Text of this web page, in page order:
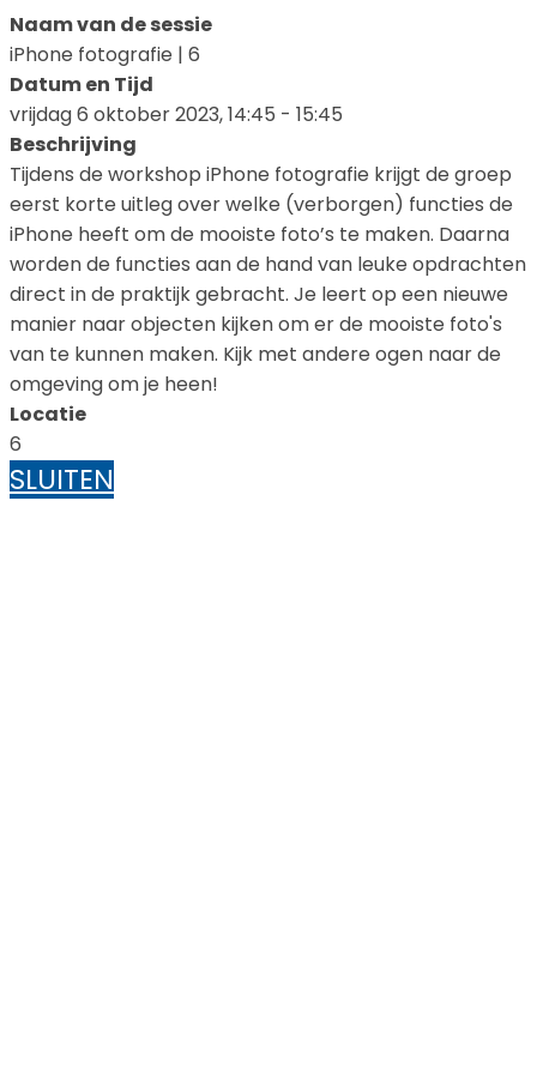
Naam van de sessie
iPhone fotografie | 6
Datum en Tijd
vrijdag 6 oktober 2023, 14:45 - 15:45
Beschrijving
Tijdens de workshop iPhone fotografie krijgt de groep
eerst korte uitleg over welke (verborgen) functies de
iPhone heeft om de mooiste foto’s te maken. Daarna
worden de functies aan de hand van leuke opdrachten
direct in de praktijk gebracht. Je leert op een nieuwe
manier naar objecten kijken om er de mooiste foto's
van te kunnen maken. Kijk met andere ogen naar de
omgeving om je heen!
Locatie
6
SLUITEN